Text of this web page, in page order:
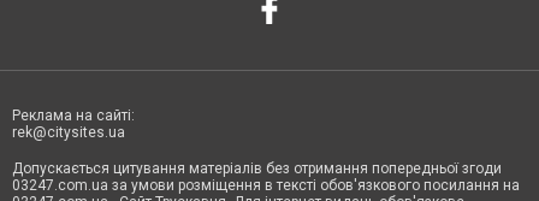
Реклама на сайті:
rek@citysites.ua
Допускається цитування матеріалів без отримання попередньої згоди
03247.com.ua за умови розміщення в тексті обов'язкового посилання на